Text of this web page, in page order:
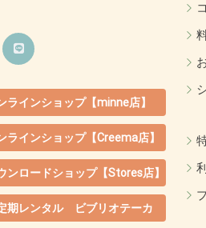
ラインショップ【minne店】
ラインショップ【Creema店】
ンロードショップ【Stores店】
期レンタル ビブリオテーカ